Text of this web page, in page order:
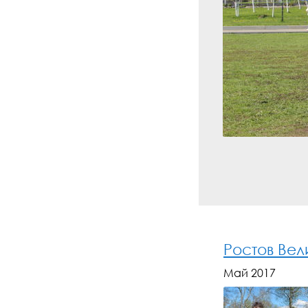
Ростов
Май 2017